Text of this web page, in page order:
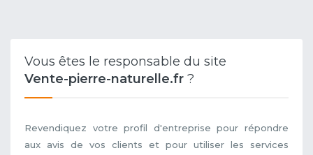
Vous êtes le responsable du site
Vente-pierre-naturelle.fr ?
Revendiquez votre profil d'entreprise pour répondre
aux avis de vos clients et pour utiliser les services